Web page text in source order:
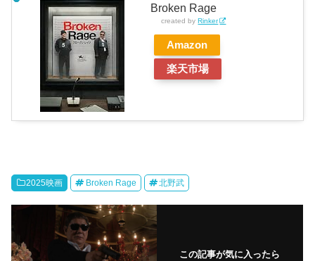
Broken Rage
created byRinker
Amazon
楽天市場
2025映画 Broken Rage 北野武
この記事が気に入ったら